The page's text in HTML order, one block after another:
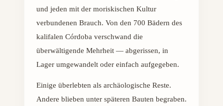
und jeden mit der moriskischen Kultur
verbundenen Brauch. Von den 700 Bädern des
kalifalen Córdoba verschwand die
überwältigende Mehrheit — abgerissen, in
Lager umgewandelt oder einfach aufgegeben.
Einige überlebten als archäologische Reste.
Andere blieben unter späteren Bauten begraben.